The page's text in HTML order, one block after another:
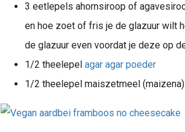
3 eetlepels ahornsiroop of
en hoe zoet of fris je de glazuur wilt
de glazuur even voordat je deze op
1/2 theelepel agar agar poeder
1/2 theelepel maiszetmeel (maizena)